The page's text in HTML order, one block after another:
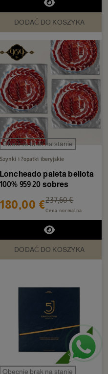
DODAĆ DO KOSZYKA
Obecnie brak na stanie
Szynki i ?opatki iberyjskie
Loncheado paleta bellota
100% 959 20 sobres
180,00 €237,60 €
Cena normalna
DODAĆ DO KOSZYKA
Obecnie brak na stanie